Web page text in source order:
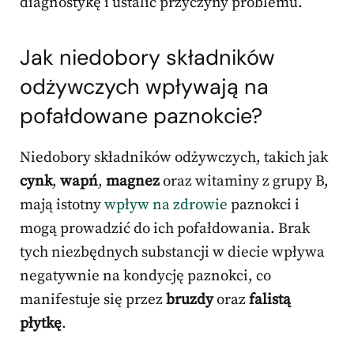
Jak niedobory składników
odżywczych wpływają na
pofałdowane paznokcie?
Niedobory składników odżywczych, takich jak
cynk, wapń, magnezoraz witaminy z grupy B,
mają istotnywpływ na zdrowie paznokci i
mogą prowadzić do ich pofałdowania. Brak
tych niezbędnych substancji w diecie wpływa
negatywnie na kondycję paznokci, co
manifestuje się przezbruzdyorazfalistą
płytkę.